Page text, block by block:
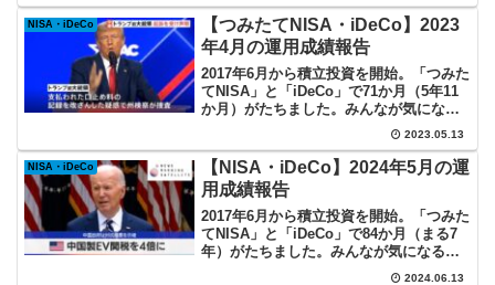
NISA・iDeCo
【つみたてNISA・iDeCo】2023
年4月の運用成績報告
2017年6月から積立投資を開始。「つみた
てNISA」と「iDeCo」で71か月（5年11
か月）がたちました。みんなが気になる
インデックス投資の実際を記録していま
2023.05.13
NISA・iDeCo
【NISA・iDeCo】2024年5月の運
用成績報告
2017年6月から積立投資を開始。「つみた
てNISA」と「iDeCo」で84か月（まる7
年）がたちました。みんなが気になるイ
ンデックス投資の実際を記録していま
2024.06.13